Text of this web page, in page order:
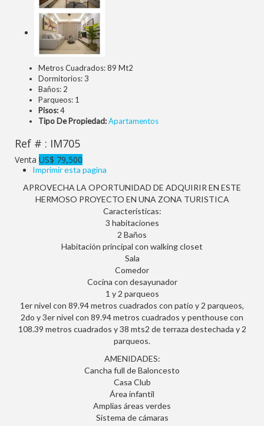
Metros Cuadrados:89 Mt2
Dormitorios:3
Baños: 2
Parqueos: 1
Pisos:4
Tipo De Propiedad:Apartamentos
Ref # : IM705
Venta US$ 79,500
Imprimir esta pagina
APROVECHA LA OPORTUNIDAD DE ADQUIRIR EN ESTE
HERMOSO PROYECTO EN UNA ZONA TURISTICA
Características:
3 habitaciones
2 Baños
Habitación principal con walking closet
Sala
Comedor
Cocina con desayunador
1 y 2 parqueos
1er nivel con 89.94 metros cuadrados con patio y 2 parqueos,
2do y 3er nivel con 89.94 metros cuadrados y penthouse con
108.39 metros cuadrados y 38 mts2 de terraza destechada y 2
parqueos.
AMENIDADES:
Cancha full de Baloncesto
Casa Club
Área infantil
Amplias áreas verdes
Sistema de cámaras